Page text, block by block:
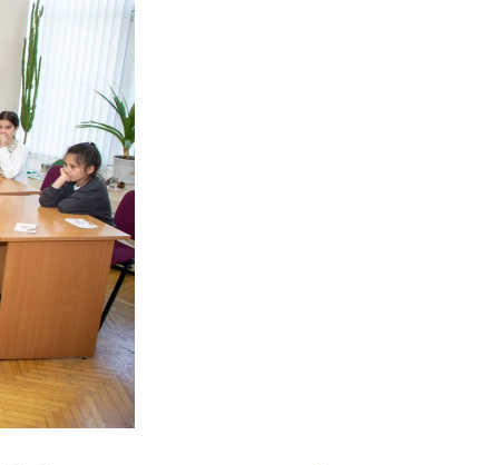
Противодействие коррупции
Градостроительная деятельность
Формирование комфортной
городской среды
Бюджет для граждан
Пространственные сведения
Гражданская оборона в
чрезвычайных ситуациях
Незаконное строительство
Информация финансового